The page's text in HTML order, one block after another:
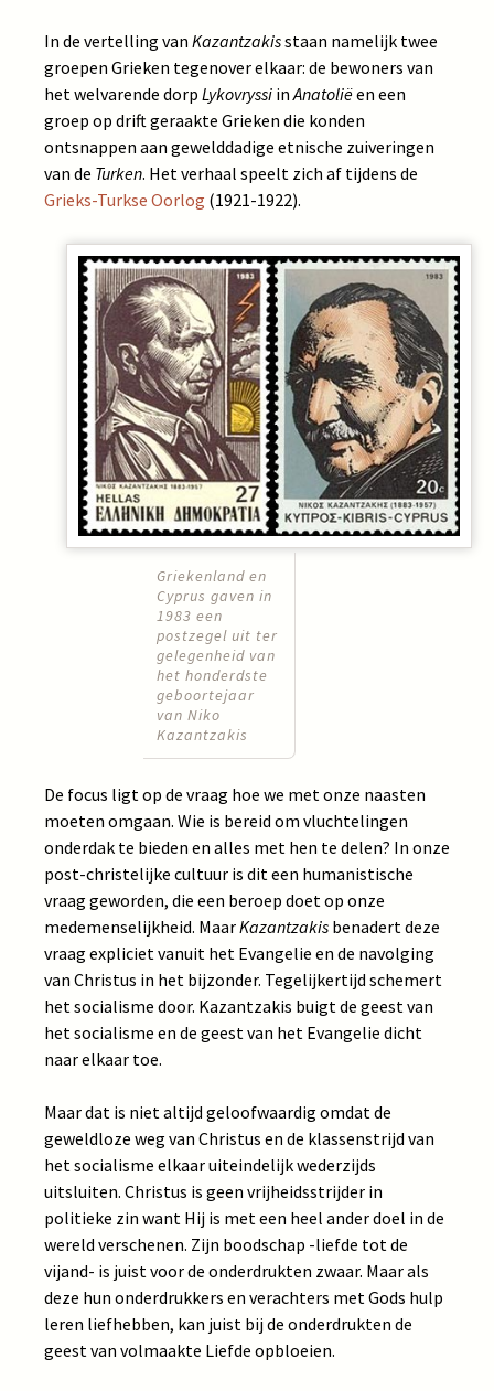
In de vertelling van Kazantzakisstaan namelijk twee
groepen Grieken tegenover elkaar: de bewoners van
het welvarende dorp Lykovryssi inAnatoliëen een
groep op drift geraakte Grieken die konden
ontsnappen aan gewelddadige etnische zuiveringen
van de Turken. Het verhaal speelt zich af tijdens de
Grieks-Turkse Oorlog (1921-1922).
Griekenland en
Cyprus gaven in
1983 een
postzegel uit ter
gelegenheid van
het honderdste
geboortejaar
van Niko
Kazantzakis
De focus ligt op de vraag hoe we met onze naasten
moeten omgaan. Wie is bereid om vluchtelingen
onderdak te bieden en alles met hen te delen? In onze
post-christelijke cultuur is dit een humanistische
vraag geworden, die een beroep doet op onze
medemenselijkheid. MaarKazantzakis benadert deze
vraag expliciet vanuit het Evangelie en de navolging
van Christus in het bijzonder. Tegelijkertijd schemert
het socialisme door. Kazantzakis buigt de geest van
het socialisme en de geest van het Evangelie dicht
naar elkaar toe.
Maar dat is niet altijd geloofwaardig omdat de
geweldloze weg van Christus en de klassenstrijd van
het socialisme elkaar uiteindelijk wederzijds
uitsluiten. Christus is geen vrijheidsstrijder in
politieke zin want Hij is met een heel ander doel in de
wereld verschenen. Zijn boodschap -liefde tot de
vijand- is juist voor de onderdrukten zwaar. Maar als
deze hun onderdrukkers en verachters met Gods hulp
leren liefhebben, kan juist bij de onderdrukten de
geest van volmaakte Liefde opbloeien.